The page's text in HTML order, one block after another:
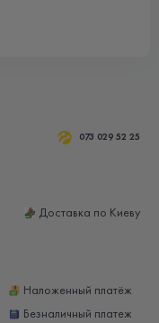
073 029 52 25
Доставка по Киеву
Наложенный платёж
Безналичный платеж